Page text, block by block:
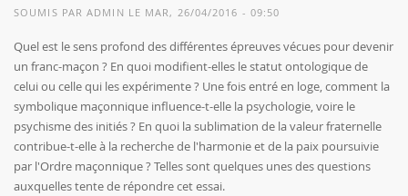
SOUMIS PARADMIN LE MAR, 26/04/2016 - 09:50
Quel est le sens profond des différentes épreuves vécues pour devenir
un franc-maçon ? En quoi modifient-elles le statut ontologique de
celui ou celle qui les expérimente ? Une fois entré en loge, comment la
symbolique maçonnique influence-t-elle la psychologie, voire le
psychisme des initiés ? En quoi la sublimation de la valeur fraternelle
contribue-t-elle à la recherche de l'harmonie et de la paix poursuivie
par l'Ordre maçonnique ? Telles sont quelques unes des questions
auxquelles tente de répondre cet essai.